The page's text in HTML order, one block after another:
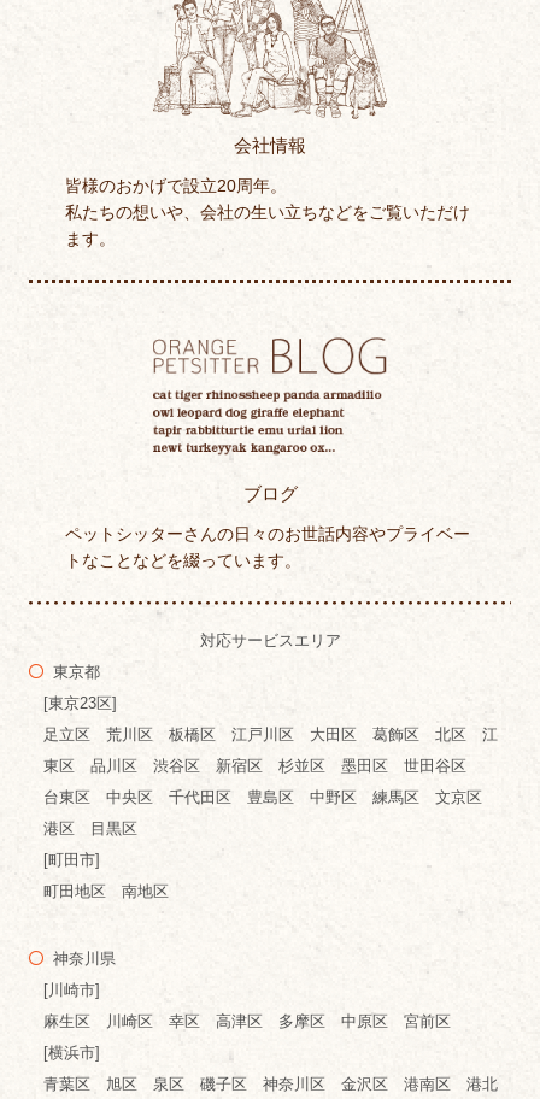
会社情報
皆様のおかげで設立20周年。
私たちの想いや、会社の生い立ちなどをご覧いただけ
ます。
ブログ
ペットシッターさんの日々のお世話内容やプライベー
トなことなどを綴っています。
対応サービスエリア
東京都
[東京23区]
足立区 荒川区 板橋区 江戸川区 大田区 葛飾区 北区 江
東区 品川区 渋谷区 新宿区 杉並区 墨田区 世田谷区
台東区 中央区 千代田区 豊島区 中野区 練馬区 文京区
港区 目黒区
[町田市]
町田地区 南地区
神奈川県
[川崎市]
麻生区 川崎区 幸区 高津区 多摩区 中原区 宮前区
[横浜市]
青葉区 旭区 泉区 磯子区 神奈川区 金沢区 港南区 港北